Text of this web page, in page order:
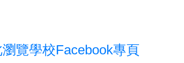
覽學校Facebook專頁